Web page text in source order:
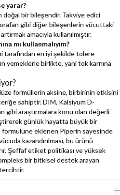
yarar?
bir bileşendir. Takviye edici
gibi diğer bileşenlerin vücuttaki
amacıyla kullanılmıştır.
mı kullanmalıyım?
en iyi şekilde tolere
yemeklerle birlikte, yani tok karnına
formüllerin aksine, birbirinin etkisini
sahiptir. DIM, Kalsiyum D-
gibi araştırmalara konu olan değerli
günlük hayatta büyük bir
formülüne eklenen Piperin sayesinde
kazandırılması, bu ürünü
Şeffaf etiket politikası ve yüksek
bir bitkisel destek arayan